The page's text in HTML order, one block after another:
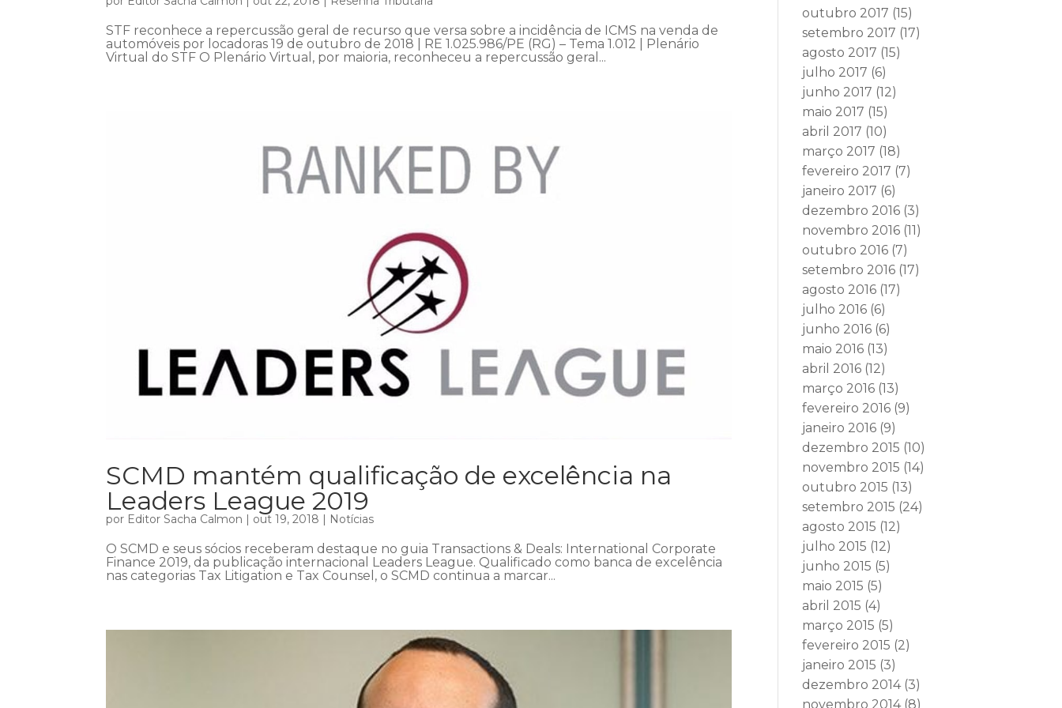
STF reconhece a repercussão geral de recurso que versa sobre a incidência de ICMS na venda de
automóveis por locadoras 19 de outubro de 2018 | RE 1.025.986/PE (RG) – Tema 1.012 | Plenário
Virtual do STF O Plenário Virtual, por maioria, reconheceu a repercussão geral...
SCMD mantém qualificação de excelência na
Leaders League 2019
por Editor Sacha Calmon out 19, 2018 Notícias
O SCMD e seus sócios receberam destaque no guia Transactions & Deals: International Corporate
Finance 2019, da publicação internacional Leaders League. Qualificado como banca de excelência
nas categorias Tax Litigation e Tax Counsel, o SCMD continua a marcar...
outubro 2017 (15)
setembro 2017 (17)
agosto 2017 (15)
julho 2017 (6)
junho 2017 (12)
maio 2017 (15)
abril 2017 (10)
março 2017 (18)
fevereiro 2017 (7)
janeiro 2017 (6)
dezembro 2016 (3)
novembro 2016 (11)
outubro 2016 (7)
setembro 2016 (17)
agosto 2016 (17)
julho 2016 (6)
junho 2016 (6)
maio 2016 (13)
abril 2016 (12)
março 2016 (13)
fevereiro 2016 (9)
janeiro 2016 (9)
dezembro 2015 (10)
novembro 2015 (14)
outubro 2015 (13)
setembro 2015 (24)
agosto 2015 (12)
julho 2015 (12)
junho 2015 (5)
maio 2015 (5)
abril 2015 (4)
março 2015 (5)
fevereiro 2015 (2)
janeiro 2015 (3)
dezembro 2014(3)
novembro 2014(8)